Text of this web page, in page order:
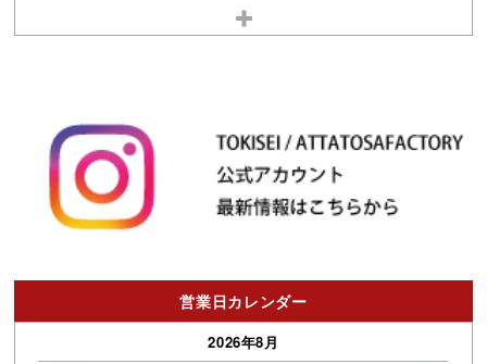
営業日カレンダー
2026年8月